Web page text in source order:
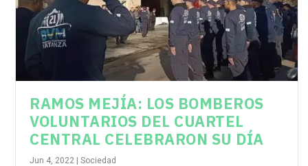
RAMOS MEJÍA: LOS BOMBEROS
VOLUNTARIOS DEL CUARTEL
CENTRAL CELEBRARON SU DÍA
Jun 4, 2022 |Sociedad